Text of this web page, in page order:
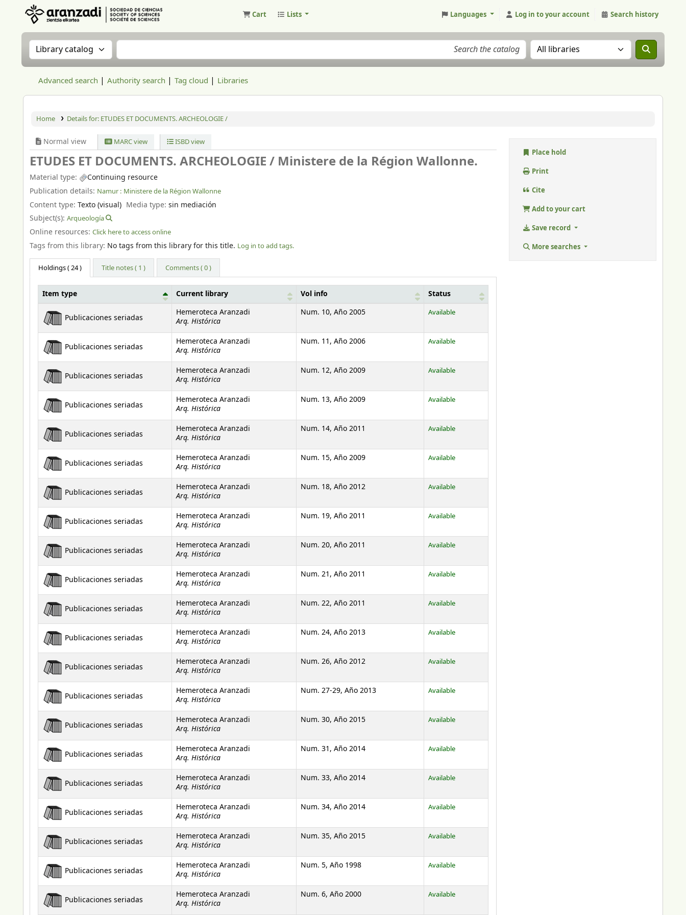
Cart Lists Languages Log in to your account Search history
Search the catalog by:Search the catalog Search the catalog in:
Advanced search Authority search Tag cloud Libraries
Home Details for: ETUDES ET DOCUMENTS. ARCHEOLOGIE /
Normal view MARC view ISBD view
ETUDES ET DOCUMENTS. ARCHEOLOGIE / Ministere de la Région Wallonne.
Material type:
Continuing resource
Publication details: Namur : Ministere de la Région Wallonne
Content type: Texto (visual) Media type:sin mediación
Subject(s): Arqueología
Online resources: Click here to access online
Tags from this library: No tags from this library for this title. Log in to add tags.
Holdings( 24 ) Title notes ( 1 ) Comments ( 0 )
Holdings
Item type Current library Vol info Status
Publicaciones seriadas
Hemeroteca Aranzadi
Arq. Histórica
Num. 10, Año 2005 Available
Publicaciones seriadas
Hemeroteca Aranzadi
Arq. Histórica
Num. 11, Año 2006 Available
Publicaciones seriadas
Hemeroteca Aranzadi
Arq. Histórica
Num. 12, Año 2009 Available
Publicaciones seriadas
Hemeroteca Aranzadi
Arq. Histórica
Num. 13, Año 2009 Available
Publicaciones seriadas
Hemeroteca Aranzadi
Arq. Histórica
Num. 14, Año 2011 Available
Publicaciones seriadas
Hemeroteca Aranzadi
Arq. Histórica
Num. 15, Año 2009 Available
Publicaciones seriadas
Hemeroteca Aranzadi
Arq. Histórica
Num. 18, Año 2012 Available
Publicaciones seriadas
Hemeroteca Aranzadi
Arq. Histórica
Num. 19, Año 2011 Available
Publicaciones seriadas
Hemeroteca Aranzadi
Arq. Histórica
Num. 20, Año 2011 Available
Publicaciones seriadas
Hemeroteca Aranzadi
Arq. Histórica
Num. 21, Año 2011 Available
Publicaciones seriadas
Hemeroteca Aranzadi
Arq. Histórica
Num. 22, Año 2011 Available
Publicaciones seriadas
Hemeroteca Aranzadi
Arq. Histórica
Num. 24, Año 2013 Available
Publicaciones seriadas
Hemeroteca Aranzadi
Arq. Histórica
Num. 26, Año 2012 Available
Publicaciones seriadas
Hemeroteca Aranzadi
Arq. Histórica
Num. 27-29, Año 2013 Available
Publicaciones seriadas
Hemeroteca Aranzadi
Arq. Histórica
Num. 30, Año 2015 Available
Publicaciones seriadas
Hemeroteca Aranzadi
Arq. Histórica
Num. 31, Año 2014 Available
Publicaciones seriadas
Hemeroteca Aranzadi
Arq. Histórica
Num. 33, Año 2014 Available
Publicaciones seriadas
Hemeroteca Aranzadi
Arq. Histórica
Num. 34, Año 2014 Available
Publicaciones seriadas
Hemeroteca Aranzadi
Arq. Histórica
Num. 35, Año 2015 Available
Publicaciones seriadas
Hemeroteca Aranzadi
Arq. Histórica
Num. 5, Año 1998 Available
Publicaciones seriadas
Hemeroteca Aranzadi
Arq. Histórica
Num. 6, Año 2000 Available
Place hold
Print
Cite
Add to your cart
Save record
More searches